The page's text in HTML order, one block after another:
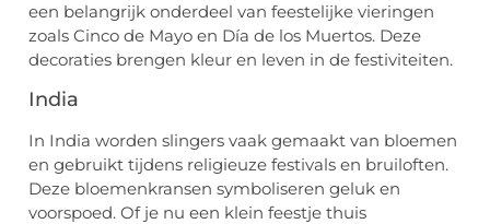
een belangrijk onderdeel van feestelijke vieringen
zoals Cinco de Mayo en Día de los Muertos. Deze
decoraties brengen kleur en leven in de festiviteiten.
India
In India worden slingers vaak gemaakt van bloemen
en gebruikt tijdens religieuze festivals en bruiloften.
Deze bloemenkransen symboliseren geluk en
voorspoed. Of je nu een klein feestje thuis